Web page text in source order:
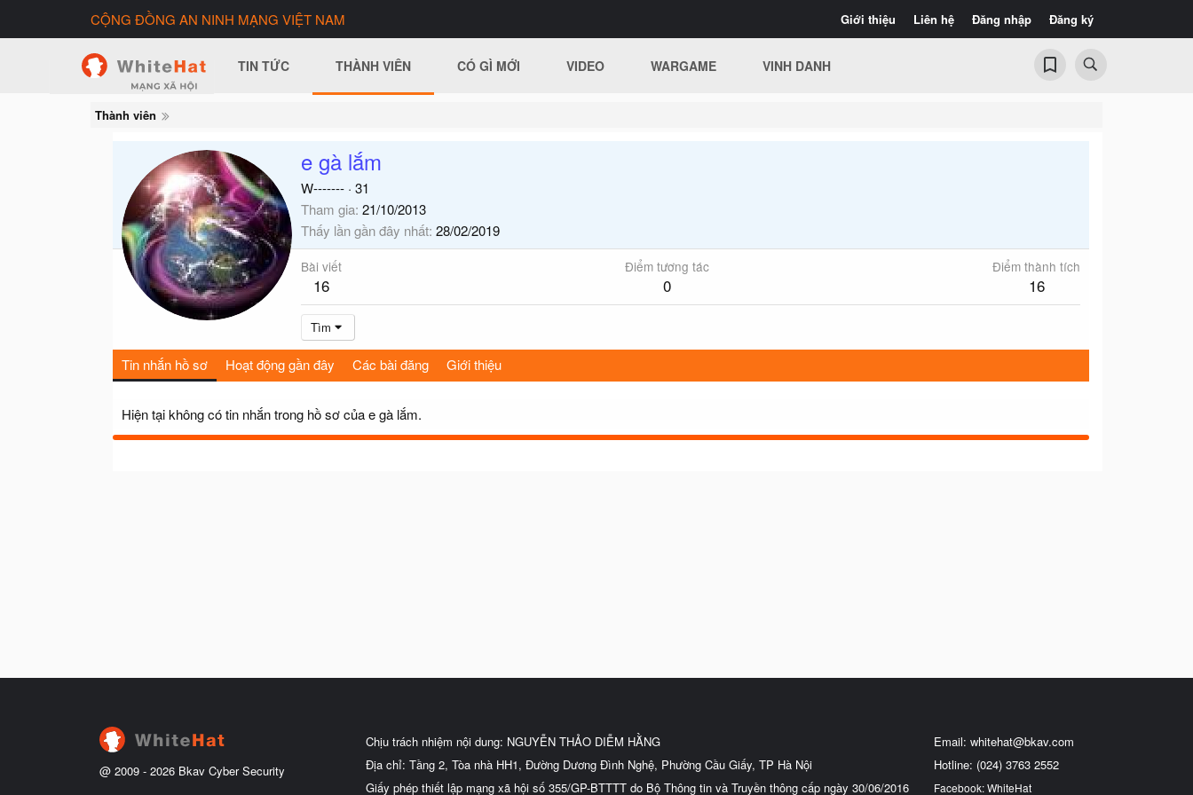
Giới thiệu Liên hệ Đăng nhập Đăng ký
CỘNG ĐỒNG AN NINH MẠNG VIỆT NAM
TIN TỨC THÀNH VIÊN CÓ GÌ MỚI VIDEO WARGAME VINH DANH
Thành viên
e gà lắm
W------- · 31
Tham gia 21/10/2013
Thấy lần gần đây nhất 28/02/2019
Bài viết
16
Điểm tương tác
0
Điểm thành tích
16
Tìm
Tin nhắn hồ sơ Hoạt động gần đây Các bài đăng Giới thiệu
Hiện tại không có tin nhắn trong hồ sơ của e gà lắm.
@ 2009 - 2026 Bkav Cyber Security
Chịu trách nhiệm nội dung: NGUYỄN THẢO DIỄM HẰNG
Địa chỉ: Tầng 2, Tòa nhà HH1, Đường Dương Đình Nghệ, Phường Cầu Giấy, TP Hà Nội
Giấy phép thiết lập mạng xã hội số 355/GP-BTTTT do Bộ Thông tin và Truyền thông cấp ngày 30/06/2016
Email: whitehat@bkav.com
Hotline: (024) 3763 2552
Facebook: WhiteHat